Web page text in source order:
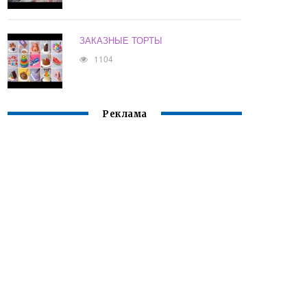
ЗАКАЗНЫЕ ТОРТЫ
1104
Реклама